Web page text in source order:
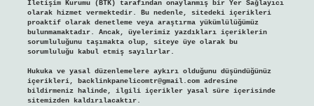
İletişim Kurumu (BTK) tarafından onaylanmış bir Yer Sağlayıcı
olarak hizmet vermektedir. Bu nedenle, sitedeki içerikleri
proaktif olarak denetleme veya araştırma yükümlülüğümüz
bulunmamaktadır. Ancak, üyelerimiz yazdıkları içeriklerin
sorumluluğunu taşımakta olup, siteye üye olarak bu
sorumluluğu kabul etmiş sayılırlar.
Hukuka ve yasal düzenlemelere aykırı olduğunu düşündüğünüz
içerikleri, backlinkpanelicomtr@gmail.comadresine
bildirmeniz halinde, ilgili içerikler yasal süre içerisinde
sitemizden kaldırılacaktır.